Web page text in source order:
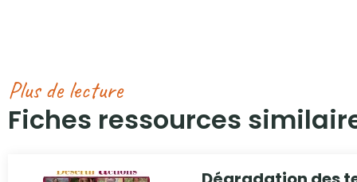
Plus de lecture
Fiches ressources